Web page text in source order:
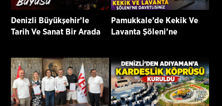
Denizli Büyükşehir’le
Tarih Ve Sanat Bir Arada
Pamukkale’de Kekik Ve
Lavanta Şöleni’ne